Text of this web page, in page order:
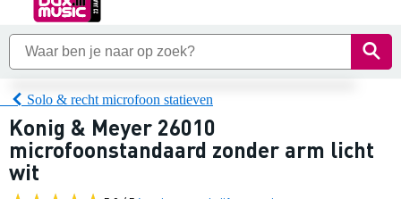
Solo & recht microfoon statieven
Konig & Meyer 26010
microfoonstandaard zonder arm licht
wit